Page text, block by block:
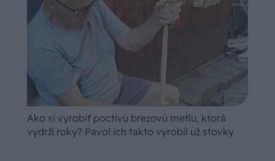
Ako si vyrobiť poctivú brezovú metlu, ktorá
vydrží roky? Pavol ich takto vyrobil už stovky